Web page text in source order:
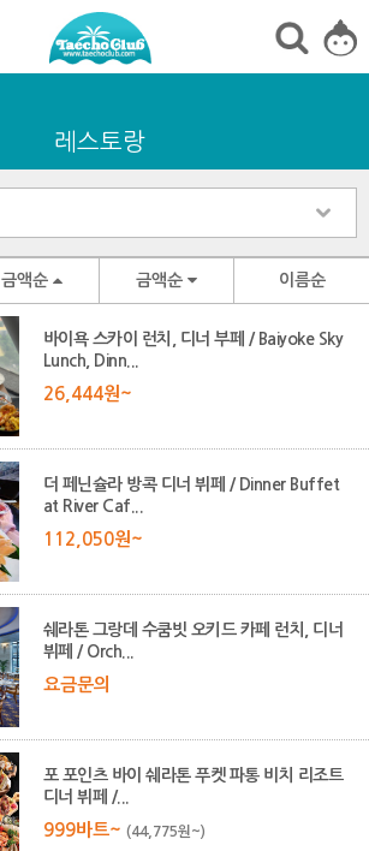
레스토랑
금액순 금액순 이름순
바이욕 스카이 런치, 디너 부페 / Baiyoke Sky
Lunch, Dinn...
26,444원~
더 페닌슐라 방콕 디너 뷔페 / Dinner Buffet
at River Caf...
112,050원~
쉐라톤 그랑데 수쿰빗 오키드 카페 런치, 디너
뷔페 / Orch...
요금문의
포 포인츠 바이 쉐라톤 푸켓 파통 비치 리조트
디너 뷔페 /...
999바트~ (44,775원~)